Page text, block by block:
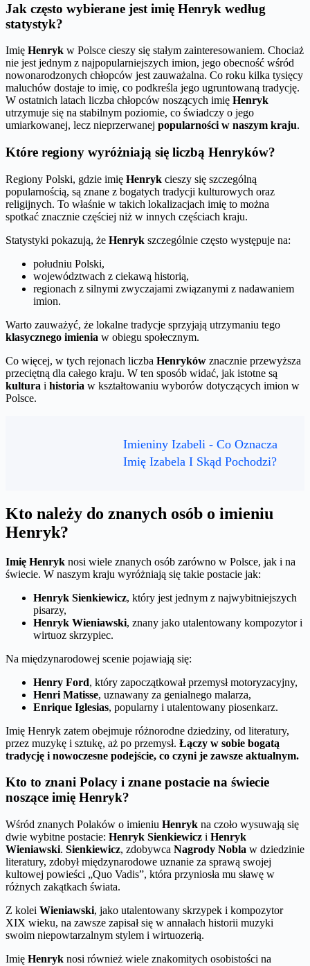
Jak często wybierane jest imię Henryk według
statystyk?
Imię Henryk w Polsce cieszy się stałym zainteresowaniem. Chociaż
nie jest jednym z najpopularniejszych imion, jego obecność wśród
nowonarodzonych chłopców jest zauważalna. Co roku kilka tysięcy
maluchów dostaje to imię, co podkreśla jego ugruntowaną tradycję.
W ostatnich latach liczba chłopców noszących imię Henryk
utrzymuje się na stabilnym poziomie, co świadczy o jego
umiarkowanej, lecz nieprzerwanej popularności w naszym kraju.
Które regiony wyróżniają się liczbą Henryków?
Regiony Polski, gdzie imię Henryk cieszy się szczególną
popularnością, są znane z bogatych tradycji kulturowych oraz
religijnych. To właśnie w takich lokalizacjach imię to można
spotkać znacznie częściej niż w innych częściach kraju.
Statystyki pokazują, że Henryk szczególnie często występuje na:
południu Polski,
województwach z ciekawą historią,
regionach z silnymi zwyczajami związanymi z nadawaniem
imion.
Warto zauważyć, że lokalne tradycje sprzyjają utrzymaniu tego
klasycznego imienia w obiegu społecznym.
Co więcej, w tych rejonach liczba Henryków znacznie przewyższa
przeciętną dla całego kraju. W ten sposób widać, jak istotne są
kultura i historia w kształtowaniu wyborów dotyczących imion w
Polsce.
Imieniny Izabeli - Co Oznacza
Imię Izabela I Skąd Pochodzi?
Kto należy do znanych osób o imieniu
Henryk?
Imię Henryk nosi wiele znanych osób zarówno w Polsce, jak i na
świecie. W naszym kraju wyróżniają się takie postacie jak:
Henryk Sienkiewicz, który jest jednym z najwybitniejszych
pisarzy,
Henryk Wieniawski, znany jako utalentowany kompozytor i
wirtuoz skrzypiec.
Na międzynarodowej scenie pojawiają się:
Henry Ford, który zapoczątkował przemysł motoryzacyjny,
Henri Matisse, uznawany za genialnego malarza,
Enrique Iglesias, popularny i utalentowany piosenkarz.
Imię Henryk zatem obejmuje różnorodne dziedziny, od literatury,
przez muzykę i sztukę, aż po przemysł. Łączy w sobie bogatą
tradycję i nowoczesne podejście, co czyni je zawsze aktualnym.
Kto to znani Polacy i znane postacie na świecie
noszące imię Henryk?
Wśród znanych Polaków o imieniu Henryk na czoło wysuwają się
dwie wybitne postacie: Henryk Sienkiewicz i Henryk
Wieniawski. Sienkiewicz, zdobywca Nagrody Nobla w dziedzinie
literatury, zdobył międzynarodowe uznanie za sprawą swojej
kultowej powieści „Quo Vadis”, która przyniosła mu sławę w
różnych zakątkach świata.
Z kolei Wieniawski, jako utalentowany skrzypek i kompozytor
XIX wieku, na zawsze zapisał się w annałach historii muzyki
swoim niepowtarzalnym stylem i wirtuozerią.
Imię Henryk nosi również wiele znakomitych osobistości na